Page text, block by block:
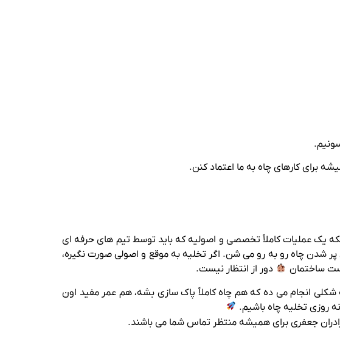
برای کارهای چاه به ما اعتماد کنن.
یک عملیات کاملاً تخصصی و اصولیه که باید توسط تیم‌ های حرفه‌ ای
شدن چاه رو به‌ رو می‌ شن. اگر تخلیه به‌ موقع و اصولی صورت نگیره،
ساختمان
دور از انتظار نیست.
شکلی انجام می‌ ده که هم چاه کاملاً پاک‌ سازی بشه، هم عمر مفید اون
روزی تخلیه چاه باشیم.
جعفری برای همیشه منتظر تماس شما می باشند.